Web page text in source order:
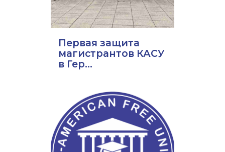
Первая защита
магистрантов КАСУ
в Гер...